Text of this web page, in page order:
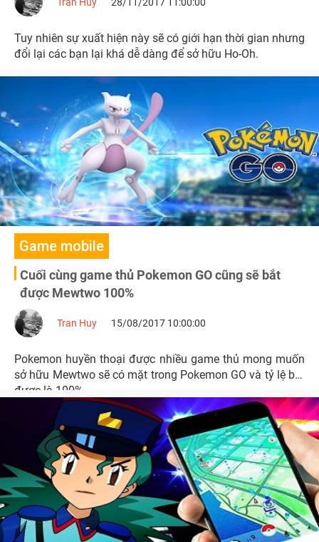
Tuy nhiên sự xuất hiện này sẽ có giới hạn thời gian nhưng
đổi lại các bạn lại khá dễ dàng để sở hữu Ho-Oh.
Game mobile
Cuối cùng game thủ Pokemon GO cũng sẽ bắt
được Mewtwo 100%
Tran Huy 15/08/2017 10:00:00
Pokemon huyền thoại được nhiều game thủ mong muốn
sở hữu Mewtwo sẽ có mặt trong Pokemon GO và tỷ lệ bắt
được là 100%.